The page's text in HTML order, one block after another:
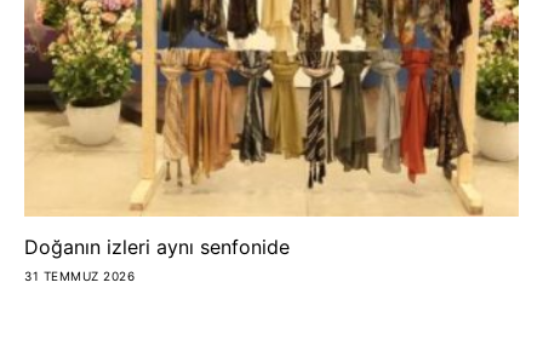
Doğanın izleri aynı senfonide
31 TEMMUZ 2026